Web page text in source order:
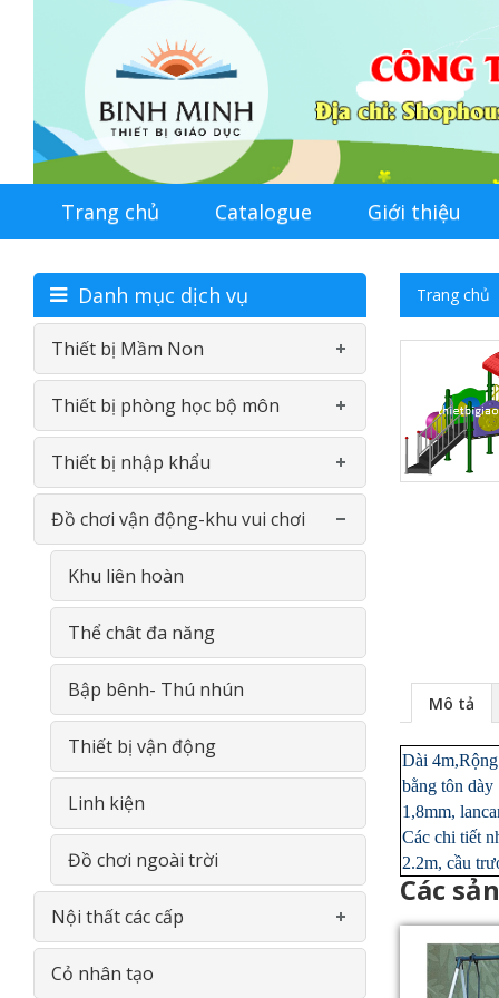
Trang chủ Catalogue Giới thiệu
Trang chủ
Mô tả
Dài
bằng tôn dày
1,8mm,
Các chi tiết
2.2m, cầu
Các
Danh mục dịch vụ
Thiết bị Mầm Non
Bàn-Ghế mầm non
Đồ chơi nhựa theo thông tư
Phản Gỗ- Giường lưới
Đồ chơi thông minh gỗ
Giá- Kệ- Tủ- GỖ
Thiết bị phòng học bộ môn
Phòng học ngoại ngữ
Phòng học bộ môn Vật Lý
Phòng học bộ môn Sinh Học
Phòng học đa năng
Thiết bị Tiểu học
Thiết bị THCS
Thiết bị THPT
Thiết bị nhập khẩu
Cầu trượt - Xích đu
Xe đạp chân
Bập bênh
Thiết bị vui chơi vận động thể
chất
Bộ luyện gym cho bé
Thiết bị chơi cát - nước
Thiết bị nội thất trong lớp học
Giá vẽ đa năng
Đồ chơi vận động-khu vui chơi
Khu liên hoàn
Thể chât đa năng
Bập bênh- Thú nhún
Thiết bị vận động
Linh kiện
Đồ chơi ngoài trời
Nội thất các cấp
Gía- Kệ - Thiết bị nhà bếp- INOX
Cỏ nhân tạo